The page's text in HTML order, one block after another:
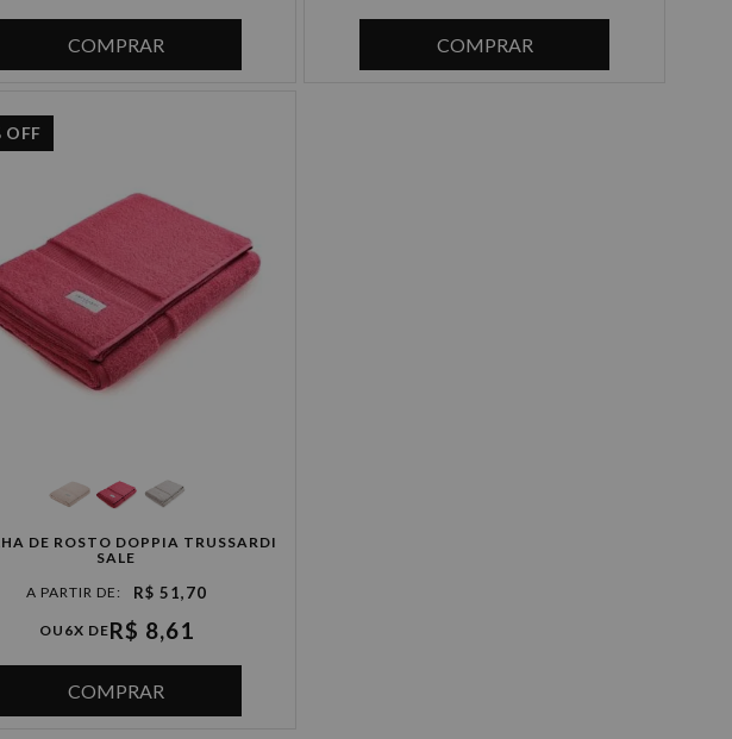
COMPRAR COMPRAR
OFF
DE ROSTO DOPPIA TRUSSARDI
SALE
R$ 51,70
OU 6X DER$ 8,61
COMPRAR